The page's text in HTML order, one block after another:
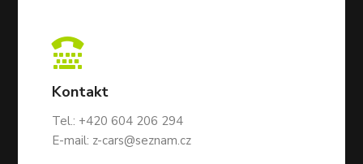

Kontakt
Tel.: +420 604 206 294
E-mail: z-cars@seznam.cz